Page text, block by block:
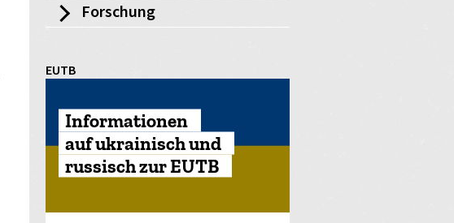
Forschung
EUTB
Informationen
auf ukrainisch und
russisch zur EUTB